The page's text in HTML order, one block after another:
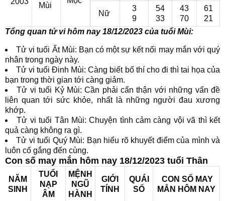
Mùi
Nữ
3
9
54
33
43
70
61
21
Tổng quan tử vi hôm nay 18/12/2023 của tuổi Mùi:
Tử vi tuổi Ất Mùi: Bạn có một sự kết nối may mắn với quý
nhân trong ngày này.
Tử vi tuổi Đinh Mùi: Càng biết bố thí cho đi thì tai họa của
bạn trong thời gian tới càng giảm.
Tử vi tuổi Kỷ Mùi: Cần phải cẩn thận với những vấn đề
liên quan tới sức khỏe, nhất là những người đau xương
khớp.
Tử vi tuổi Tân Mùi: Chuyện tình cảm càng vội vã thì kết
quả càng không ra gì.
Tử vi tuổi Quý Mùi: Bạn hiểu rõ khuyết điểm của mình và
luôn cố gắng đến cùng.
Con số may mắn hôm nay 18/12/2023 tuổi Thân
NĂM
SINH
TUỔI
NẠP
ÂM
MỆNH
NGŨ
HÀNH
GIỚI
TÍNH
QUÁI
SỐ
CON SỐ MAY
MẮN HÔM NAY